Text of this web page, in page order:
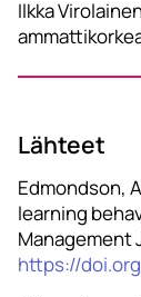
Ilkka
Lähteet
Edmondson,
learning
Management
https://